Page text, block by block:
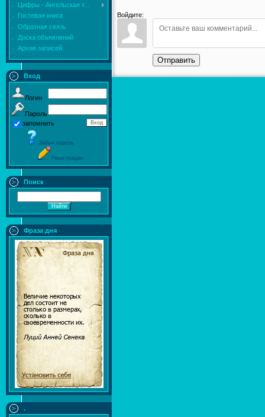
Цифры - Ангельская т...
Гостевая книга
Обратная связь
Доска объявлений
Архив записей
Вход
Логин
Пароль
запомнить
Забыл пароль
Регистрация
Поиск
Фраза дня
.
Войдите:
Отправить